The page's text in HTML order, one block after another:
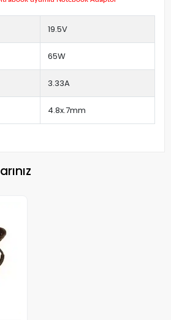
19.5V
65W
3.33A
4.8x.7mm